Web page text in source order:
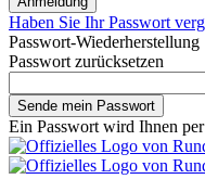
Haben Sie Ihr Passwort
Passwort-Wiederherstellung
Passwort zurücksetzen
Ein Passwort wird Ihnen